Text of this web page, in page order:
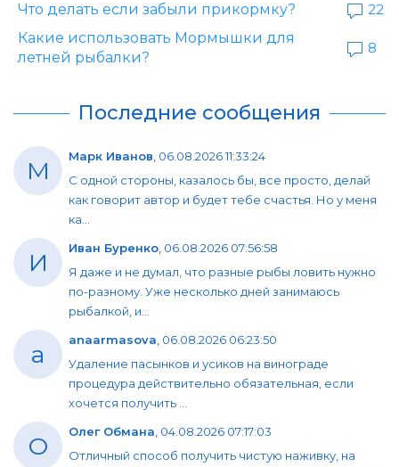
Что делать если забыли прикормку?
22
Какие использовать Мормышки для
летней рыбалки?
8
Последние сообщения
М Марк Иванов, 06.08.2026 11:33:24
С одной стороны, казалось бы, все просто, делай
как говорит автор и будет тебе счастья. Но у меня
ка...
И Иван Буренко, 06.08.2026 07:56:58
Я даже и не думал, что разные рыбы ловить нужно
по-разному. Уже несколько дней занимаюсь
рыбалкой, и...
a anaarmasova, 06.08.2026 06:23:50
Удаление пасынков и усиков на винограде
процедура действительно обязательная, если
хочется получить ...
О Олег Обмана, 04.08.2026 07:17:03
Отличный способ получить чистую наживку, на